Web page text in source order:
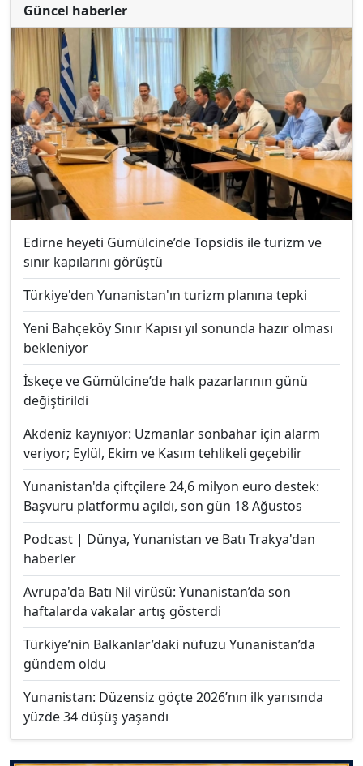
Güncel haberler
Edirne heyeti Gümülcine’de Topsidis ile turizm ve
sınır kapılarını görüştü
Türkiye'den Yunanistan'ın turizm planına tepki
Yeni Bahçeköy Sınır Kapısı yıl sonunda hazır olması
bekleniyor
İskeçe ve Gümülcine’de halk pazarlarının günü
değiştirildi
Akdeniz kaynıyor: Uzmanlar sonbahar için alarm
veriyor; Eylül, Ekim ve Kasım tehlikeli geçebilir
Yunanistan'da çiftçilere 24,6 milyon euro destek:
Başvuru platformu açıldı, son gün 18 Ağustos
Podcast | Dünya, Yunanistan ve Batı Trakya'dan
haberler
Avrupa'da Batı Nil virüsü: Yunanistan’da son
haftalarda vakalar artış gösterdi
Türkiye’nin Balkanlar’daki nüfuzu Yunanistan’da
gündem oldu
Yunanistan: Düzensiz göçte 2026’nın ilk yarısında
yüzde 34 düşüş yaşandı